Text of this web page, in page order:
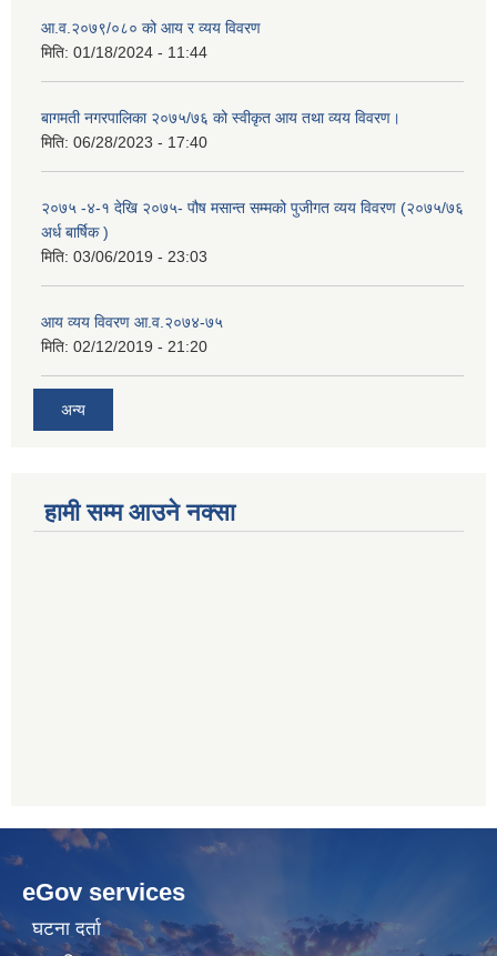
आ.व.२०७९/०८० को आय र व्यय विवरण
मिति: 01/18/2024 - 11:44
बागमती नगरपालिका २०७५/७६ को स्वीकृत आय तथा व्यय विवरण।
मिति: 06/28/2023 - 17:40
२०७५ -४-१ देखि २०७५- पौष मसान्त सम्मको पुजीगत व्यय विवरण (२०७५/७६
अर्ध बार्षिक )
मिति: 03/06/2019 - 23:03
आय व्यय विवरण आ.व.२०७४-७५
मिति: 02/12/2019 - 21:20
अन्य
हामी सम्म आउने नक्सा
betwild
cratosroyalbet
bahis
siteleri
hdasianporns.net
lunadark.org
bahis
siteleri
eGov services
घटना दर्ता